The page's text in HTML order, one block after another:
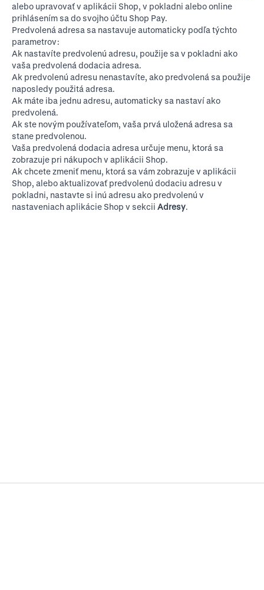
alebo upravovať v aplikácii Shop, v pokladni alebo online
prihlásením sa do svojho účtu Shop Pay.
Predvolená adresa sa nastavuje automaticky podľa týchto
parametrov:
Ak nastavíte predvolenú adresu, použije sa v pokladni ako
vaša predvolená dodacia adresa.
Ak predvolenú adresu nenastavíte, ako predvolená sa použije
naposledy použitá adresa.
Ak máte iba jednu adresu, automaticky sa nastaví ako
predvolená.
Ak ste novým používateľom, vaša prvá uložená adresa sa
stane predvolenou.
Vaša predvolená dodacia adresa určuje menu, ktorá sa
zobrazuje pri nákupoch v aplikácii Shop.
Ak chcete zmeniť menu, ktorá sa vám zobrazuje v aplikácii
Shop, alebo aktualizovať predvolenú dodaciu adresu v
pokladni, nastavte si inú adresu ako predvolenú v
nastaveniach aplikácie Shop v sekcii Adresy.